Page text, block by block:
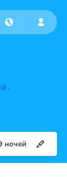
,
ночей